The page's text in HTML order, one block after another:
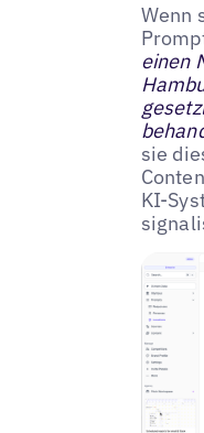
Wenn
einen
sie
KI-